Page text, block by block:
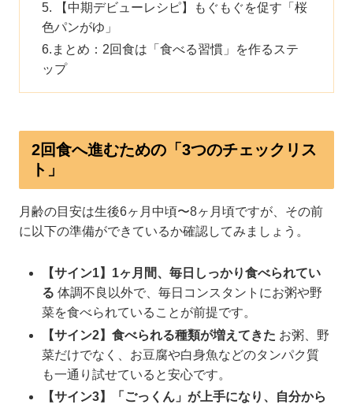
【中期デビューレシピ】もぐもぐを促す「桜
色パンがゆ」
まとめ：2回食は「食べる習慣」を作るステ
ップ
2回食へ進むための「3つのチェックリス
ト」
月齢の目安は生後6ヶ月中頃〜8ヶ月頃ですが、その前
に以下の準備ができているか確認してみましょう。
【サイン1】1ヶ月間、毎日しっかり食べられてい
る 体調不良以外で、毎日コンスタントにお粥や野
菜を食べられていることが前提です。
【サイン2】食べられる種類が増えてきた お粥、野
菜だけでなく、お豆腐や白身魚などのタンパク質
も一通り試せていると安心です。
【サイン3】「ごっくん」が上手になり、自分から